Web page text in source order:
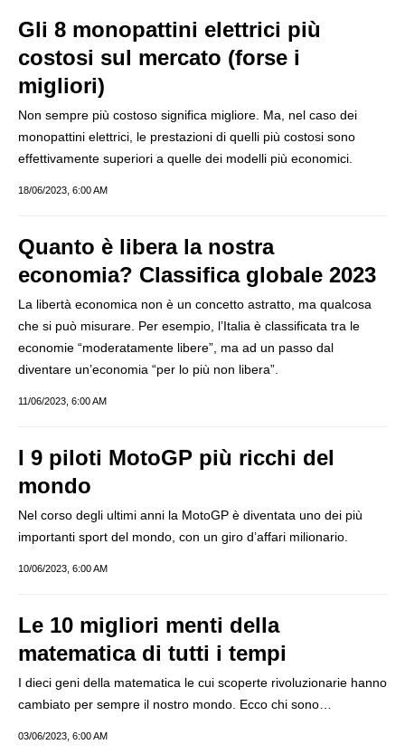
Gli 8 monopattini elettrici più
costosi sul mercato (forse i
migliori)
Non sempre più costoso significa migliore. Ma, nel caso dei
monopattini elettrici, le prestazioni di quelli più costosi sono
effettivamente superiori a quelle dei modelli più economici.
18/06/2023, 6:00 AM
Quanto è libera la nostra
economia? Classifica globale 2023
La libertà economica non è un concetto astratto, ma qualcosa
che si può misurare. Per esempio, l’Italia è classificata tra le
economie “moderatamente libere”, ma ad un passo dal
diventare un’economia “per lo più non libera”.
11/06/2023, 6:00 AM
I 9 piloti MotoGP più ricchi del
mondo
Nel corso degli ultimi anni la MotoGP è diventata uno dei più
importanti sport del mondo, con un giro d’affari milionario.
10/06/2023, 6:00 AM
Le 10 migliori menti della
matematica di tutti i tempi
I dieci geni della matematica le cui scoperte rivoluzionarie hanno
cambiato per sempre il nostro mondo. Ecco chi sono…
03/06/2023, 6:00 AM